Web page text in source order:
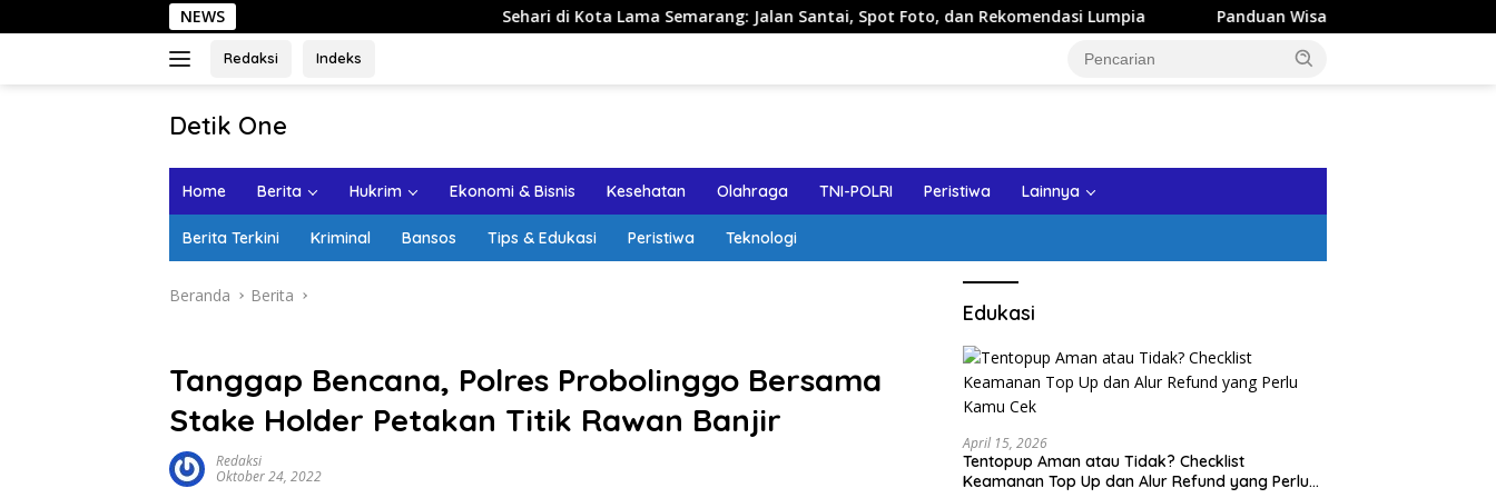
ke
NEWS Sehari di Kota Lama Semarang: Jalan Santai, Spot Foto, dan Rekomendasi Lumpia Panduan Wisata Keluarga ke Kota Batu: Itinerary
Redaksi Indeks
Detik One
Ungkap
Home Berita Hukrim Ekonomi & Bisnis Kesehatan Olahraga TNI-POLRI Peristiwa Lainnya
Berita Terkini Kriminal Bansos Tips & Edukasi Peristiwa Teknologi
Beranda Berita
Tanggap Bencana, Polres Probolinggo Bersama
Stake Holder Petakan Titik Rawan Banjir
Redaksi
Oktober 24, 2022
Edukasi
April 15, 2026
Tentopup Aman atau Tidak? Checklist
Keamanan Top Up dan Alur Refund yang Perlu